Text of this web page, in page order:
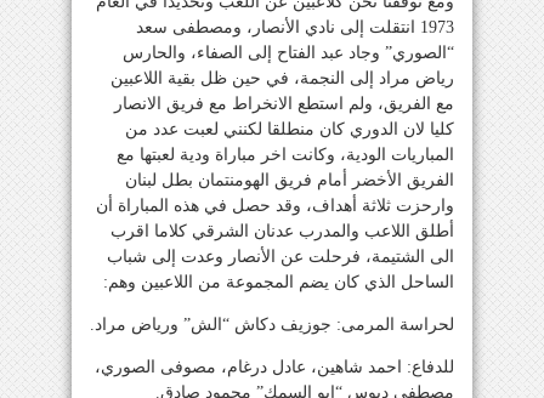
1973 انتقلت إلى نادي الأنصار، ومصطفى سعد
“الصوري” وجاد عبد الفتاح إلى الصفاء، والحارس
رياض مراد إلى النجمة، في حين ظل بقية اللاعبين
مع الفريق، ولم استطع الانخراط مع فريق الانصار
كليا لان الدوري كان منطلقا لكنني لعبت عدد من
المباريات الودية، وكانت اخر مباراة ودية لعبتها مع
الفريق الأخضر أمام فريق الهومنتمان بطل لبنان
وارحزت ثلاثة أهداف، وقد حصل في هذه المباراة أن
أطلق اللاعب والمدرب عدنان الشرقي كلاما اقرب
الى الشتيمة، فرحلت عن الأنصار وعدت إلى شباب
الساحل الذي كان يضم المجموعة من اللاعبين وهم:
لحراسة المرمى: جوزيف دكاش “الش” ورياض مراد.
للدفاع: احمد شاهين، عادل درغام، مصوفى الصوري،
مصطفى دبوس “ابو السمك” محمود صادق.